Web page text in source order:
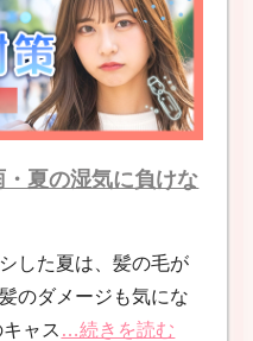
夏の湿気に負けな
した夏は、髪の毛が
のダメージも気にな
ャス …続きを読む